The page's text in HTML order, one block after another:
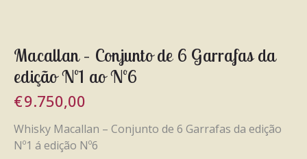
Macallan – Conjunto de 6 Garrafas da
edição Nº1 ao Nº6
€9.750,00
Whisky Macallan – Conjunto de 6 Garrafas da edição
Nº1 á edição Nº6